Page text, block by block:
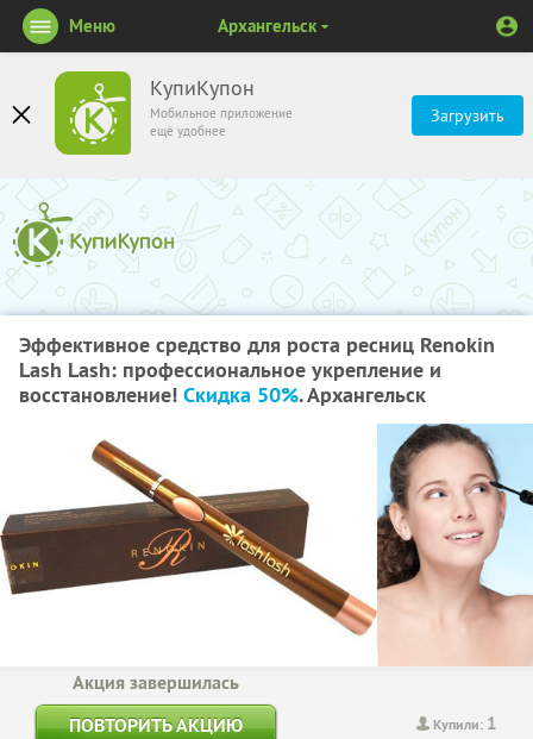
КупиКупон
Мобильное приложение
ещё удобнее
Загрузить
Меню Архангельск
Эффективное средство для роста ресниц Renokin
Lash Lash: профессиональное укрепление и
восстановление! Скидка 50%. Архангельск
Купили: 1
Акция завершилась
ПОВТОРИТЬ АКЦИЮ